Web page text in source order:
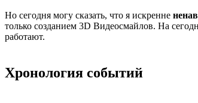
Но сегодня могу сказать, что я искренне
только созданием 3D Видеосмайлов. На
работают.
Хронология событий